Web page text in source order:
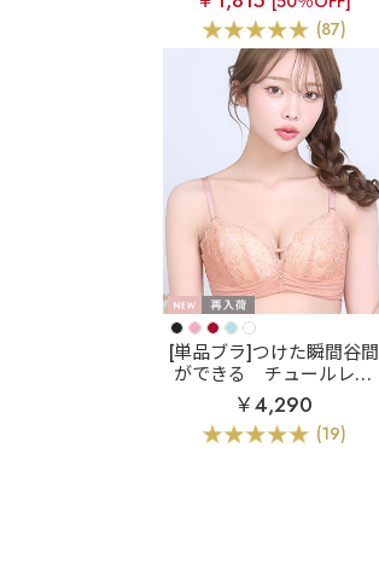
B限定】レオパード カシ
ュクールレース脇高ブラ
(R) 単品ブラジャー
(87)
[単品ブラ]つけた瞬間谷間
ができる
チュールレー
ス 超盛ブラ(R) 単品ブラ
ジャー
￥4,290
(19)